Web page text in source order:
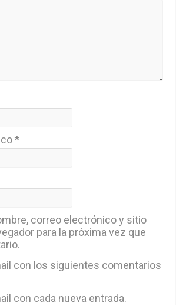
*
correo electrónico y sitio
para la próxima vez que
con los siguientes comentarios
con cada nueva entrada.